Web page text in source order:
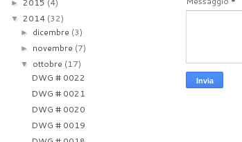
► 2015 (4)
▼ 2014 (32)
► dicembre (3)
► novembre (7)
▼ ottobre (17)
DWG # 0022
DWG # 0021
DWG # 0020
DWG # 0019